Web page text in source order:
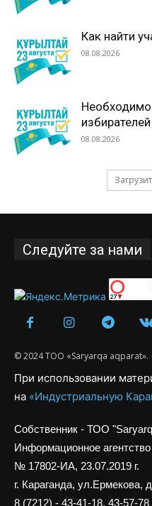
Как найти
08.08.2026
Необходимо
избирателей
08.08.2026
Следуйте за нами
© 2024 ТОО «Saryarqa aqparat».
При использовании
на «Индустриальную
Собственник - ТОО
Информационное
№ 17802-ИА, 23.07.2019 г.
г. Караганда, ул.Ермекова,
8 (7212) - 43-41-18, 43-57-78